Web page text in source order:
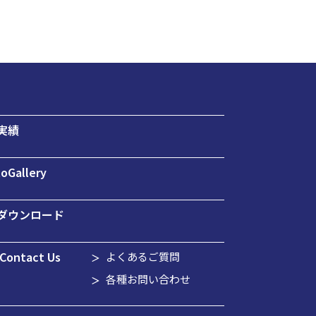
績
ウンロード
Us
よくあるご質問
各種お問い合わせ